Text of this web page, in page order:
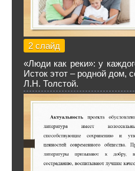
2 слайд
«Люди как реки»: у
Исток этот – родной дом,
Л.Н. Толстой.